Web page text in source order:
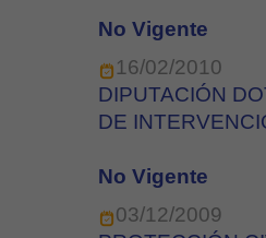
No Vigente
16/02/2010
DIPUTACIÓN
DE
No Vigente
03/12/2009